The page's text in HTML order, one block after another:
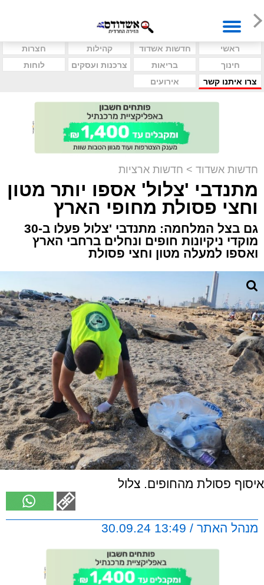
ראשי חדשות אשדוד קהילות
חצרות
חינוך
בריאות צרכנות ועסקים
לוחות
צרו איתנו קשר
אירועים
חדשות אשדוד > חדשות ארציות
מתנדבי 'צלול' אספו יותר מטון
וחצי פסולת מחופי הארץ
גם בצל המלחמה: מתנדבי 'צלול פעלו ב-30
מוקדי ניקיונות חופים ונחלים ברחבי הארץ
ואספו למעלה מטון וחצי פסולת
איסוף פסולת מהחופים. צלול
מנהל האתר / 13:49 30.09.24